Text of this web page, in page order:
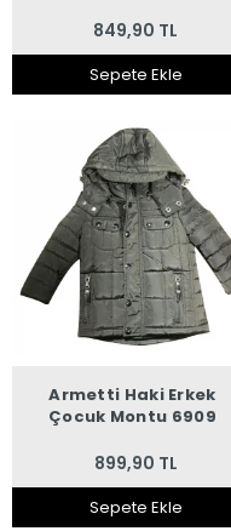
849,90 TL
Sepete Ekle
Armetti Haki Erkek
Çocuk Montu 6909
899,90 TL
Sepete Ekle